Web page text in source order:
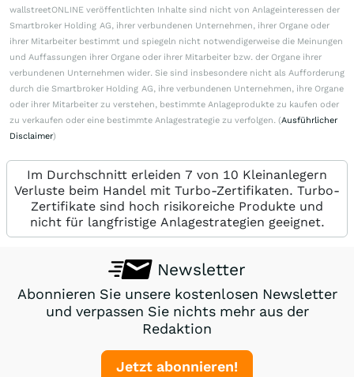
wallstreetONLINE veröffentlichten Inhalte sind nicht von Anlageinteressen der
Smartbroker Holding AG, ihrer verbundenen Unternehmen, ihrer Organe oder
ihrer Mitarbeiter bestimmt und spiegeln nicht notwendigerweise die Meinungen
und Auffassungen ihrer Organe oder ihrer Mitarbeiter bzw. der Organe ihrer
verbundenen Unternehmen wider. Sie sind insbesondere nicht als Aufforderung
durch die Smartbroker Holding AG, ihre verbundenen Unternehmen, ihre Organe
oder ihrer Mitarbeiter zu verstehen, bestimmte Anlageprodukte zu kaufen oder
zu verkaufen oder eine bestimmte Anlagestrategie zu verfolgen. (Ausführlicher
Disclaimer)
Im Durchschnitt erleiden 7 von 10 Kleinanlegern
Verluste beim Handel mit Turbo-Zertifikaten. Turbo-
Zertifikate sind hoch risikoreiche Produkte und
nicht für langfristige Anlagestrategien geeignet.
Newsletter
Abonnieren Sie unsere kostenlosen Newsletter
und verpassen Sie nichts mehr aus der
Redaktion
Jetzt abonnieren!